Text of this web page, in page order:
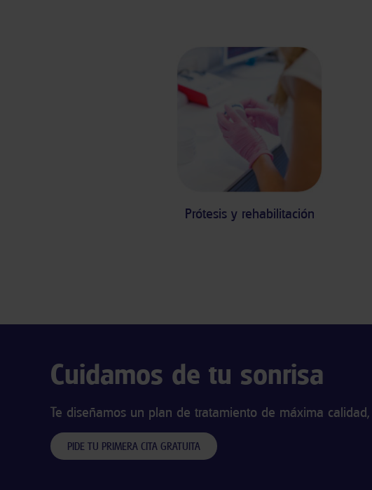
Prótesis y rehabilitación
Cuidamos de tu sonrisa
Te diseñamos un plan de tratamiento de máxima
PIDE TU PRIMERA CITA GRATUITA